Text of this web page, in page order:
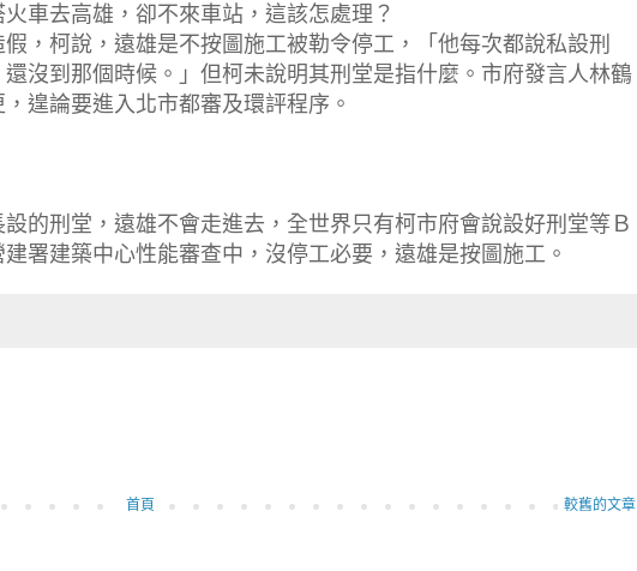
車去高雄，卻不來車站，這該怎處理？
，柯說，遠雄是不按圖施工被勒令停工，「他每次都說私設刑
沒到那個時候。」但柯未說明其刑堂是指什麼。市府發言人林鶴
遑論要進入北市都審及環評程序。
的刑堂，遠雄不會走進去，全世界只有柯市府會說設好刑堂等Ｂ
署建築中心性能審查中，沒停工必要，遠雄是按圖施工。
較舊的文章
首頁